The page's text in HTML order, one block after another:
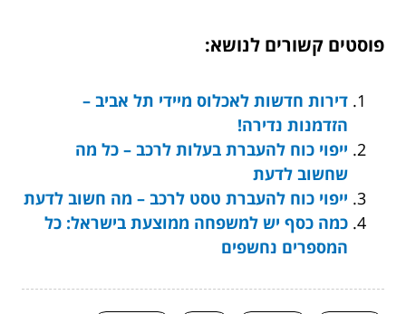
פוסטים קשורים לנושא:
דירות חדשות לאכלוס מיידי תל אביב –
הזדמנות נדירה!
ייפוי כוח להעברת בעלות לרכב – כל מה
שחשוב לדעת
ייפוי כוח להעברת טסט לרכב – מה חשוב לדעת
כמה כסף יש למשפחה ממוצעת בישראל: כל
המספרים נחשפים